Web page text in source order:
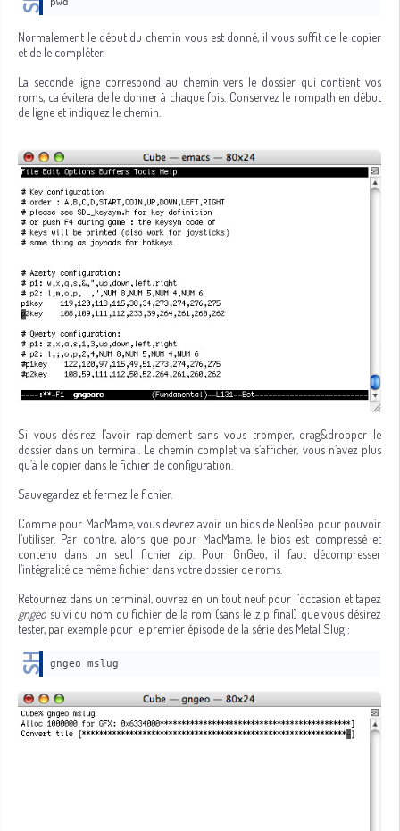
Normalement le début du chemin vous est donné, il vous suffit de le copier
et de le compléter.
La seconde ligne correspond au chemin vers le dossier qui contient vos
roms, ca évitera de le donner à chaque fois. Conservez le rompath en début
de ligne et indiquez le chemin.
Si vous désirez l’avoir rapidement sans vous tromper, drag&dropper le
dossier dans un terminal. Le chemin complet va s’afficher, vous n’avez plus
qu’à le copier dans le fichier de configuration.
Sauvegardez et fermez le fichier.
Comme pour MacMame, vous devrez avoir un bios de NeoGeo pour pouvoir
l’utiliser. Par contre, alors que pour MacMame, le bios est compressé et
contenu dans un seul fichier zip. Pour GnGeo, il faut décompresser
l’intégralité ce même fichier dans votre dossier de roms.
Retournez dans un terminal, ouvrez en un tout neuf pour l’occasion et tapez
gngeo suivi du nom du fichier de la rom (sans le .zip final) que vous désirez
tester, par exemple pour le premier épisode de la série des Metal Slug :
gngeo mslug